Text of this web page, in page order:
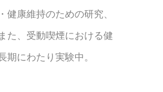
康維持のための研究、
た、受動喫煙における健
にわたり実験中。